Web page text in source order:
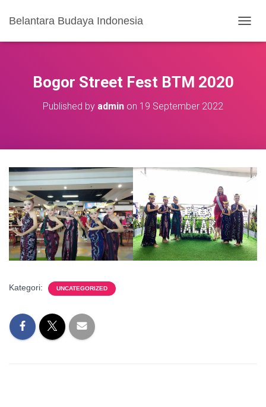
Belantara Budaya Indonesia
O
S
I
Bogor Street Fest BTM 2020
Published by admin on 19 September 2022
Kategori: UNCATEGORIZED